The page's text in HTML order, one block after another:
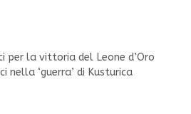
per la vittoria del Leone d’Oro
‘guerra’ di Kusturica